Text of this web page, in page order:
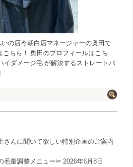
の店今朝白店マネージャーの奥田で
ちら！ 奥田のプロフィールはこち
イダメージ毛 が解決するストレートパ
さんに聞いて欲しい特別企画のご案内
毛量調整メニュー✂︎ 2026年6月8日